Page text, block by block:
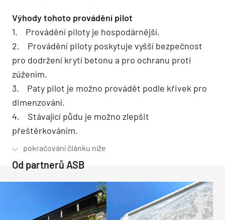
Výhody tohoto provádění pilot
1. Provádění piloty je hospodárnější.
2. Provádění piloty poskytuje vyšší bezpečnost
pro dodržení krytí betonu a pro ochranu proti
zúžením.
3. Paty pilot je možno provádět podle křivek pro
dimenzování.
4. Stávající půdu je možno zlepšit
přeštěrkováním.
Od partnerů ASB